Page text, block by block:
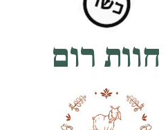
חוות רום